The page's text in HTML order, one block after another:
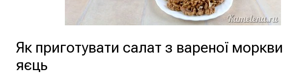
Як приготувати салат з вареної
яєць